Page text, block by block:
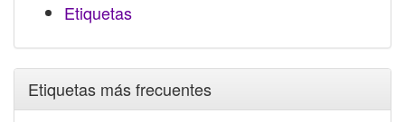
Etiquetas
Etiquetas más frecuentes